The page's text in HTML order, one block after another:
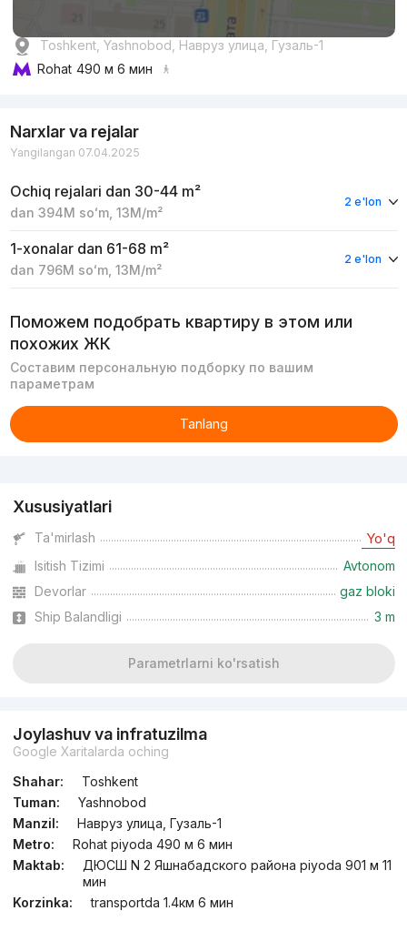
Toshkent, Yashnobod, Навруз улица, Гузаль-1
Rohat 490 м 6 мин
Narxlar va rejalar
Yangilangan 07.04.2025
Ochiq rejalari dan 30-44 m²
dan 394M soʻm, 13M/m²
2 e'lon
1-xonalar dan 61-68 m²
dan 796M soʻm, 13M/m²
2 e'lon
Поможем подобрать квартиру в этом или
похожих ЖК
Составим персональную подборку по вашим
параметрам
Tanlang
Xususiyatlari
Ta'mirlash Yo'q
Isitish Tizimi
Avtonom
Devorlar
gaz bloki
Ship Balandligi
3 m
Parametrlarni ko'rsatish
Joylashuv va infratuzilma
Google Xaritalarda oching
Shahar:
Toshkent
Tuman:
Yashnobod
Manzil:
Навруз улица, Гузаль-1
Metro:
Rohat piyoda 490 м 6 мин
Maktab:
ДЮСШ N 2 Яшнабадского района piyoda 901 м 11
мин
Korzinka:
transportda 1.4км 6 мин